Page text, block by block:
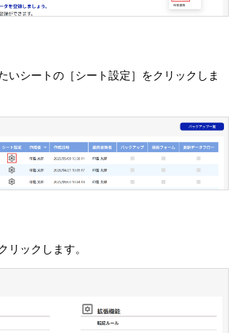
いシートの［シート設定］をクリックしま
リックします。